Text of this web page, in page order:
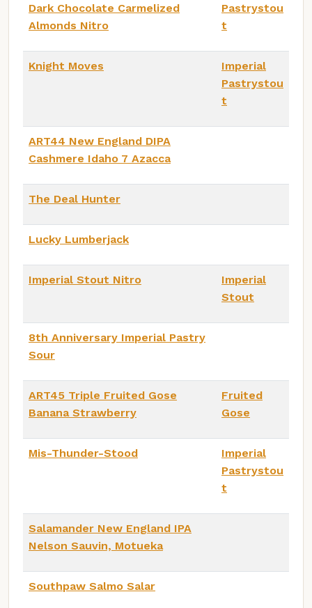
Dark Chocolate Carmelized
Almonds Nitro
Pastrystou
t
Knight Moves
Imperial
Pastrystou
t
ART44 New England DIPA
Cashmere Idaho 7 Azacca
The Deal Hunter
Lucky Lumberjack
Imperial Stout Nitro
Imperial
Stout
8th Anniversary Imperial Pastry
Sour
ART45 Triple Fruited Gose
Banana Strawberry
Fruited
Gose
Mis-Thunder-Stood
Imperial
Pastrystou
t
Salamander New England IPA
Nelson Sauvin, Motueka
Southpaw Salmo Salar